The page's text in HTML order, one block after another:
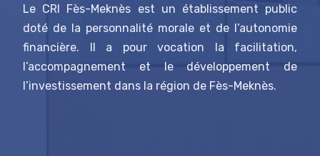
Le CRI Fès-Meknès est un établissement public
doté de la personnalité morale et de l’autonomie
financière. Il a pour vocation la facilitation,
l’accompagnement et le développement de
l’investissement dans la région de Fès-Meknès.